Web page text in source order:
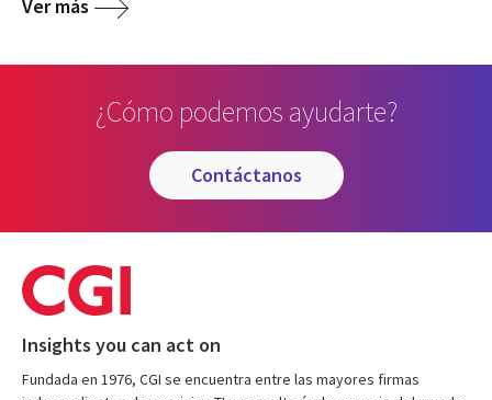
Ver más
¿Cómo podemos ayudarte?
contáctanos
Insights you can act on
Fundada en 1976, CGI se encuentra entre las mayores firmas